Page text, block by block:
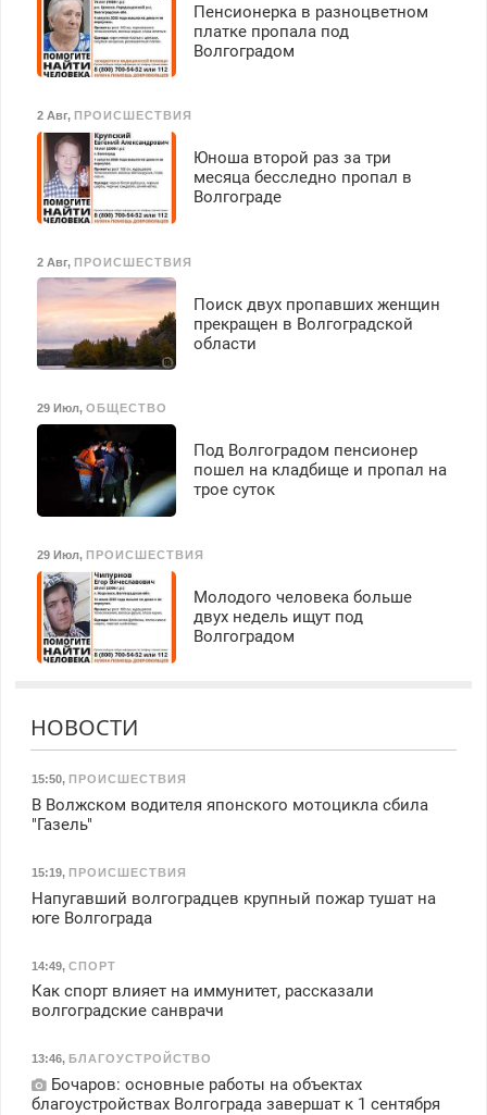
Пенсионерка в разноцветном
платке пропала под
Волгоградом
2 Авг, ПРОИСШЕСТВИЯ
Юноша второй раз за три
месяца бесследно пропал в
Волгограде
2 Авг, ПРОИСШЕСТВИЯ
Поиск двух пропавших женщин
прекращен в Волгоградской
области
29 Июл, ОБЩЕСТВО
Под Волгоградом пенсионер
пошел на кладбище и пропал на
трое суток
29 Июл, ПРОИСШЕСТВИЯ
Молодого человека больше
двух недель ищут под
Волгоградом
НОВОСТИ
15:50, ПРОИСШЕСТВИЯ
В Волжском водителя японского мотоцикла сбила
"Газель"
15:19, ПРОИСШЕСТВИЯ
Напугавший волгоградцев крупный пожар тушат на
юге Волгограда
14:49, СПОРТ
Как спорт влияет на иммунитет, рассказали
волгоградские санврачи
13:46, БЛАГОУСТРОЙСТВО
Бочаров: основные работы на объектах
благоустройствах Волгограда завершат к 1 сентября